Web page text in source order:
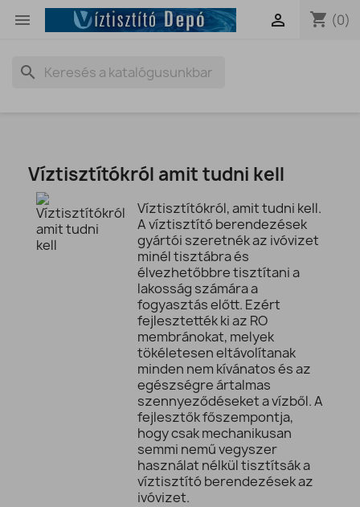
 shopping_cart (0)

search
Víztisztítókról amit tudni kell
Víztisztítókról, amit tudni kell.
A víztisztító berendezések
gyártói szeretnék az ivóvizet
minél tisztábra és
élvezhetőbbre tisztítani a
lakosság számára a
fogyasztás előtt. Ezért
fejlesztették ki az RO
membránokat, melyek
tökéletesen eltávolítanak
minden nem kívánatos és az
egészségre ártalmas
szennyeződéseket a vízből. A
fejlesztők főszempontja,
hogy csak mechanikusan
semmi nemű vegyszer
használat nélkül tisztítsák a
víztisztító berendezések az
ivóvizet.